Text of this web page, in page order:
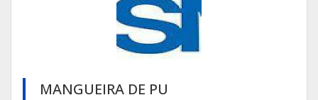
MANGUEIRA DE PU